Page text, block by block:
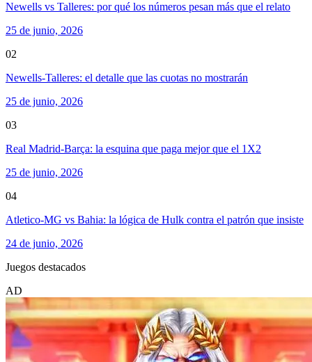
Newells vs Talleres: por qué los números pesan más que el relato
25 de junio, 2026
02
Newells-Talleres: el detalle que las cuotas no mostrarán
25 de junio, 2026
03
Real Madrid-Barça: la esquina que paga mejor que el 1X2
25 de junio, 2026
04
Atletico-MG vs Bahia: la lógica de Hulk contra el patrón que insiste
24 de junio, 2026
Juegos destacados
AD